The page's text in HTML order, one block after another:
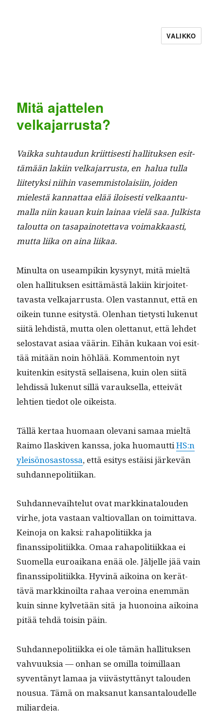
VALIKKO
Mitä ajattelen
velkajarrusta?
Vaik­ka suh­taudun kri­it­tis­es­ti hal­li­tuk­sen esit­
tämään laki­in velka­jar­rus­ta, en halua tul­la
liite­tyk­si niihin vasem­mis­to­laisi­in, joiden
mielestä kan­nat­taa elää ilois­es­ti velka­an­tu­
mal­la niin kauan kuin lainaa vielä saa. Julk­ista
talout­ta on tas­apain­otet­ta­va voimakkaasti,
mut­ta liika on aina liikaa.
Min­ul­ta on use­ampikin kysynyt, mitä mieltä
olen hal­li­tuk­sen esit­tämästä laki­in kir­joitet­
tavas­ta velka­jar­rus­ta. Olen vas­tan­nut, että en
oikein tunne esi­tys­tä. Olen­han tietysti lukenut
siitä lehdis­tä, mut­ta olen olet­tanut, että lehdet
selosta­vat asi­aa väärin. Eihän kukaan voi esit­
tää mitään noin höh­lää. Kom­men­toin nyt
kuitenkin esi­tys­tä sel­l­aise­na, kuin olen siitä
lehdis­sä lukenut sil­lä varauk­sel­la, etteivät
lehtien tiedot ole oikeista.
Täl­lä ker­taa huo­maan ole­vani samaa mieltä
Raimo Ilask­iv­en kanssa, joka huo­maut­tiHS:n
yleisönosas­tossa, että esi­tys estäisi järkevän
suhdannepolitiikan.
Suh­dan­nevai­hte­lut ovat markki­na­t­alouden
virhe, jota vas­taan val­tio­val­lan on toimit­ta­va.
Keino­ja on kak­si: rahapoli­ti­ik­ka ja
finanssipoli­ti­ik­ka. Omaa rahapoli­ti­ikkaa ei
Suomel­la euroaikana enää ole. Jäl­jelle jää vain
finanssipoli­ti­ik­ka. Hyv­inä aikoina on kerät­
tävä markki­noil­ta rahaa veroina enem­män
kuin sinne kyl­vetään sitä ja huonoina aikoina
pitää tehdä toisin päin.
Suh­dan­nepoli­ti­ik­ka ei ole tämän hal­li­tuk­sen
vahvuuk­sia — onhan se omil­la toimil­laan
syven­tänyt lamaa ja viivästyt­tänyt talouden
nousua. Tämä on mak­sanut kansan­taloudelle
miljardeja.